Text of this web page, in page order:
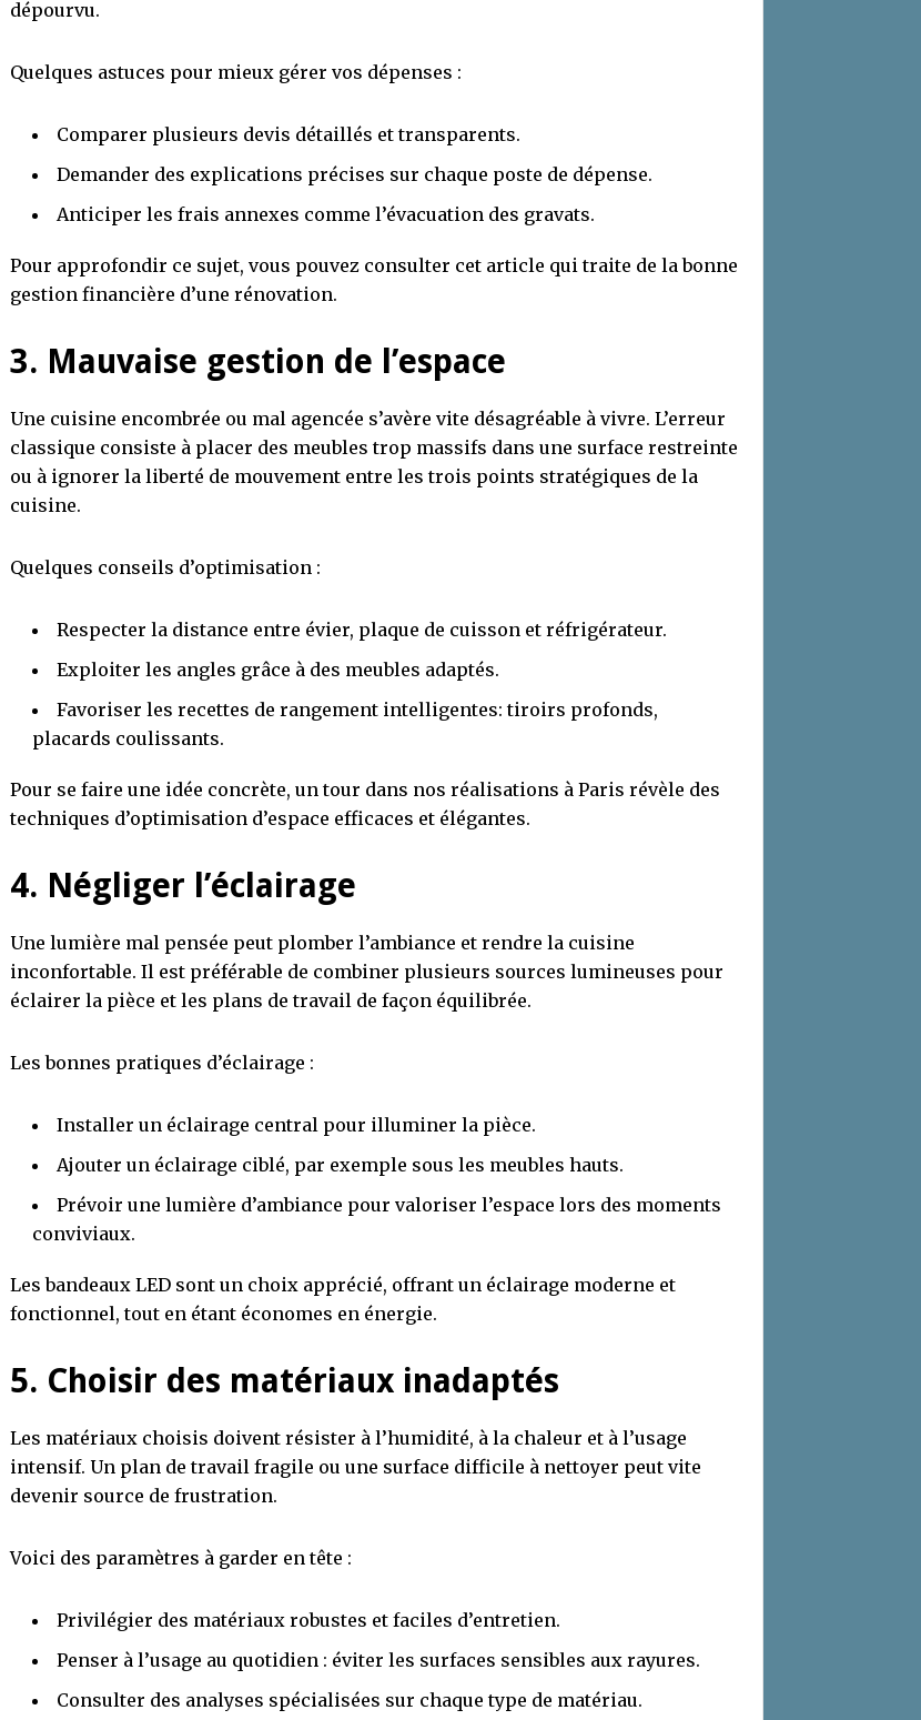
dépourvu.
Quelques astuces pour mieux gérer vos dépenses :
Comparer plusieurs devis détaillés et transparents.
Demander des explications précises sur chaque poste de dépense.
Anticiper les frais annexes comme l’évacuation des gravats.
Pour approfondir ce sujet, vous pouvez consulter cet article qui traite de la bonne
gestion financière d’une rénovation.
3. Mauvaise gestion de l’espace
Une cuisine encombrée ou mal agencée s’avère vite désagréable à vivre. L’erreur
classique consiste à placer des meubles trop massifs dans une surface restreinte
ou à ignorer la liberté de mouvement entre les trois points stratégiques de la
cuisine.
Quelques conseils d’optimisation :
Respecter la distance entre évier, plaque de cuisson et réfrigérateur.
Exploiter les angles grâce à des meubles adaptés.
Favoriser les recettes de rangement intelligentes: tiroirs profonds,
placards coulissants.
Pour se faire une idée concrète, un tour dans nos réalisations à Paris révèle des
techniques d’optimisation d’espace efficaces et élégantes.
4. Négliger l’éclairage
Une lumière mal pensée peut plomber l’ambiance et rendre la cuisine
inconfortable. Il est préférable de combiner plusieurs sources lumineuses pour
éclairer la pièce et les plans de travail de façon équilibrée.
Les bonnes pratiques d’éclairage :
Installer un éclairage central pour illuminer la pièce.
Ajouter un éclairage ciblé, par exemple sous les meubles hauts.
Prévoir une lumière d’ambiance pour valoriser l’espace lors des moments
conviviaux.
Les bandeaux LED sont un choix apprécié, offrant un éclairage moderne et
fonctionnel, tout en étant économes en énergie.
5. Choisir des matériaux inadaptés
Les matériaux choisis doivent résister à l’humidité, à la chaleur et à l’usage
intensif. Un plan de travail fragile ou une surface difficile à nettoyer peut vite
devenir source de frustration.
Voici des paramètres à garder en tête :
Privilégier des matériaux robustes et faciles d’entretien.
Penser à l’usage au quotidien : éviter les surfaces sensibles aux rayures.
Consulter des analyses spécialisées sur chaque type de matériau.